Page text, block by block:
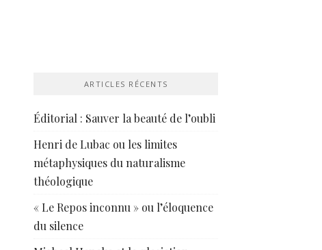
ARTICLES RÉCENTS
Éditorial : Sauver la beauté de l’oubli
Henri de Lubac ou les limites
métaphysiques du naturalisme
théologique
« Le Repos inconnu » ou l’éloquence
du silence